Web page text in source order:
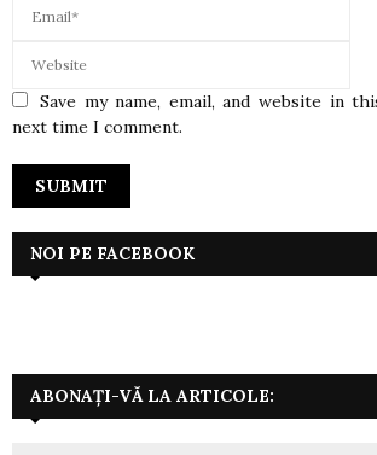
Save my name, email, and website in
next time I comment.
NOI PE FACEBOOK
ABONAȚI-VĂ LA ARTICOLE: